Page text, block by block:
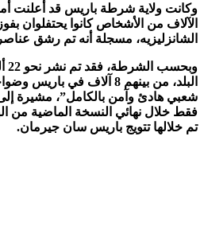
ولاية شرطة باريس قد أعلنت
من الأشخاص كانوا يحتفلوان بفوز
مسجلة أنه تم رشق عناصر
وبحسب
البلد، من بينهم 8 آلاف في باريس
خلال نهائي النسخة الماضية من
تتويج باريس سان جيرمان.